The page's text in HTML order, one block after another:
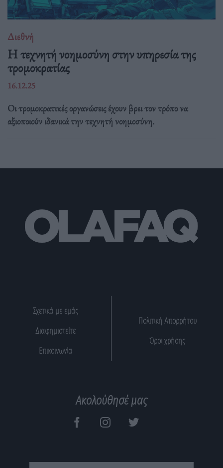
Διεθνή
Η τεχνητή νοημοσύνη στην υπηρεσία της
τρομοκρατίας
16.12.25
Οι τρομοκρατικές οργανώσεις έχουν βρει τον τρόπο να
αξιοποιούν ιδανικά την τεχνητή νοημοσύνη.
Σχετικά με εμάς
Διαφημιστείτε
Επικοινωνία
Πολιτική Απορρήτου
Όροι χρήσης
Ακολούθησέ μας